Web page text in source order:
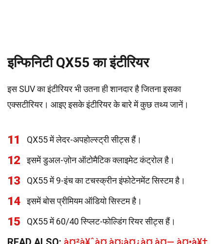
इन्फिनिटी QX55 का इंटीरियर
इस SUV का इंटीरियर भी उतना ही शानदार है जितना इसका
एक्सटीरियर। आइए इसके इंटीरियर के बारे में कुछ तथ्य जानें।
11 QX55 में लेदर-अपहोल्स्ट्री सीट्स हैं।
12 इसमें डुअल-ज़ोन ऑटोमैटिक क्लाइमेट कंट्रोल है।
13 QX55 में 9-इंच का टचस्क्रीन इंफोटेनमेंट सिस्टम है।
14 इसमें बोस प्रीमियम ऑडियो सिस्टम है।
15 QX55 में 60/40 स्प्लिट-फोल्डिंग रियर सीट्स हैं।